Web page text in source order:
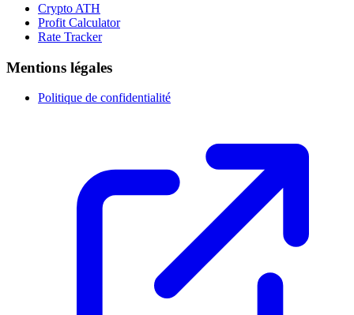
Crypto ATH
Profit Calculator
Rate Tracker
Mentions légales
Politique de confidentialité